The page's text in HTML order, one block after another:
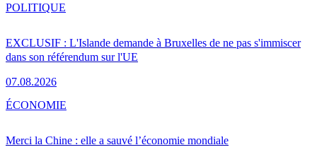
EXCLUSIF : L'Islande demande à Bruxelles de ne pas s'immiscer
dans son référendum sur l'UE
07.08.2026
POLITIQUE
Merci la Chine : elle a sauvé l’économie mondiale
ÉCONOMIE